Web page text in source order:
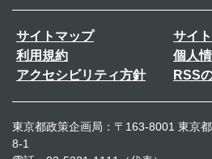
サイトマップ
サイ
利用規約
個人
アクセシビリティ方針
RSS
東京都政策企画局：〒163-8001 東京
8-1